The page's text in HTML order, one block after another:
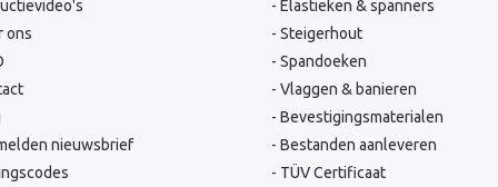
ons
nieuwsbrief
Elastieken & spanners
Steigerhout
Spandoeken
Vlaggen & banieren
Bevestigingsmaterialen
Bestanden aanleveren
TÜV Certificaat